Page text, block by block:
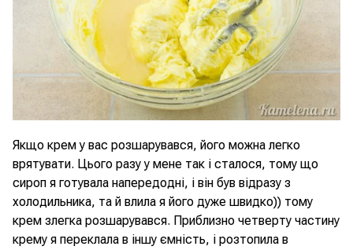
Якщо крем у вас розшарувався, його можна легко
врятувати. Цього разу у мене так і сталося, тому що
сироп я готувала напередодні, і він був відразу з
холодильника, та й влила я його дуже швидко)) тому
крем злегка розшарувався. Приблизно четверту частину
крему я переклала в іншу ємність, і розтопила в